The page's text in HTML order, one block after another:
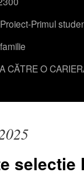
Proiect-Primul
familie
CĂTRE O